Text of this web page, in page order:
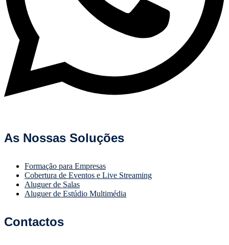
As Nossas Soluções
Formação para Empresas
Cobertura de Eventos e Live Streaming
Aluguer de Salas
Aluguer de Estúdio Multimédia
Contactos